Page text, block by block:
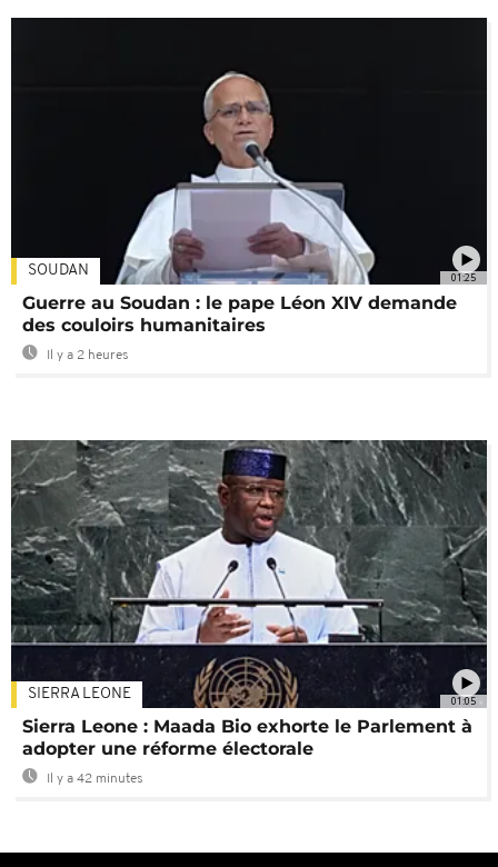
01:25
SOUDAN
Guerre au Soudan : le pape Léon XIV demande
des couloirs humanitaires
Il y a 2 heures
01:05
SIERRA LEONE
Sierra Leone : Maada Bio exhorte le Parlement à
adopter une réforme électorale
Il y a 42 minutes